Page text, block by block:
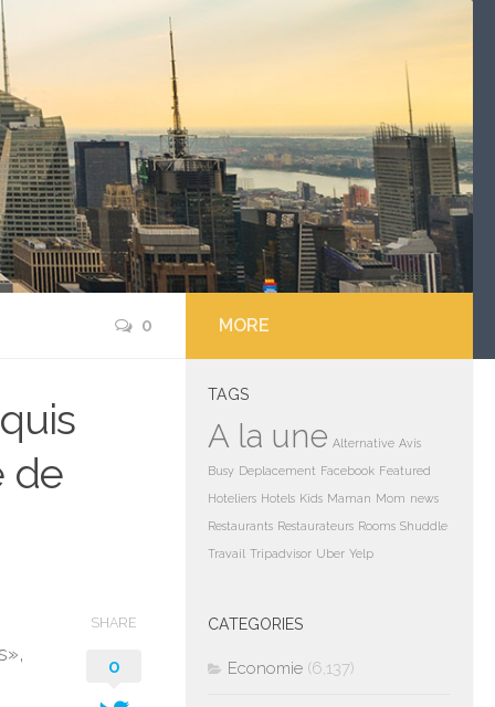
0
de
SHARE
0
MORE
TAGS
A la une Alternative Avis
Busy Deplacement Facebook Featured
Hoteliers Hotels Kids Maman Mom news
Restaurants Restaurateurs Rooms Shuddle
Travail Tripadvisor Uber Yelp
CATEGORIES
Economie (6,137)